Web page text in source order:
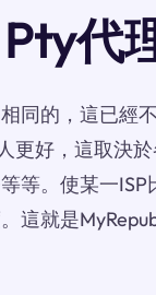
代
同的，這已經
更好，這取決
等。使某一
這就是